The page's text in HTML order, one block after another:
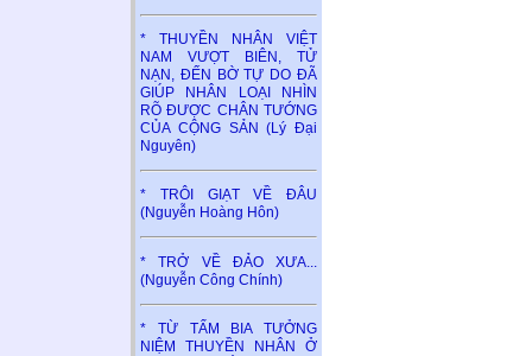
* THUYỀN NHÂN VIỆT
NAM VƯỢT BIÊN, TỬ
NẠN, ĐẾN BỜ TỰ DO ĐÃ
GIÚP NHÂN LOẠI NHÌN
RÕ ĐƯỢC CHÂN TƯỚNG
CỦA CỘNG SẢN (Lý Đại
Nguyên)
* TRÔI GIẠT VỀ ĐÂU
(Nguyễn Hoàng Hôn)
* TRỞ VỀ ĐẢO XƯA...
(Nguyễn Công Chính)
* TỪ TẤM BIA TƯỞNG
NIỆM THUYỀN NHÂN Ở